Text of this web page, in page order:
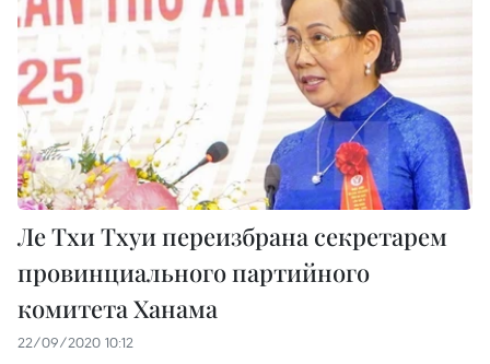
Ле Тхи Тхуи переизбрана секретарем
провинциального партийного
комитета Ханама
22/09/2020 10:12